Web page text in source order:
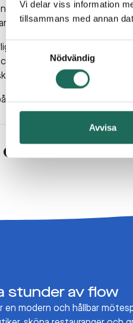
Vi delar viss information
tillsammans med annan
Samtyckesval
Nödvändig
Avvisa
Möt den magiska
alla barn.
väntar en spännande
att vinna fina priser!
egna påskkort eller små
extra speciell med
stunder av flow
en modern och hållbar